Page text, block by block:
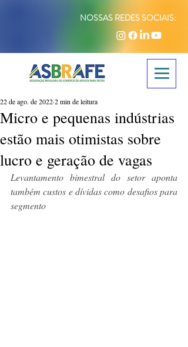
NOSSAS REDES SOCIAIS:
Micro e pequenas indústrias
estão mais otimistas sobre
lucro e geração de vagas
22 de ago. de 20222 min de leitura
Levantamento bimestral do setor aponta
também custos e dívidas como desafios para
segmento